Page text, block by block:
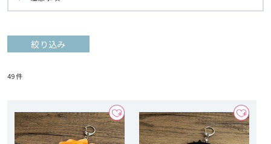
絞り込み
49件